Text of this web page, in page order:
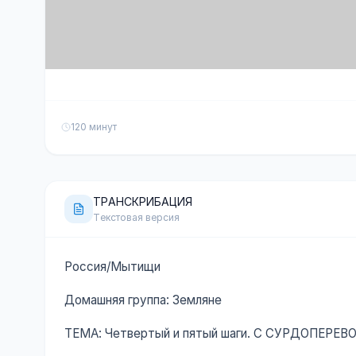
120 минут
ТРАНСКРИБАЦИЯ
Текстовая версия
Россия/Мытищи
Домашняя группа: Земляне
ТЕМА: Четвертый и пятый шаги. С